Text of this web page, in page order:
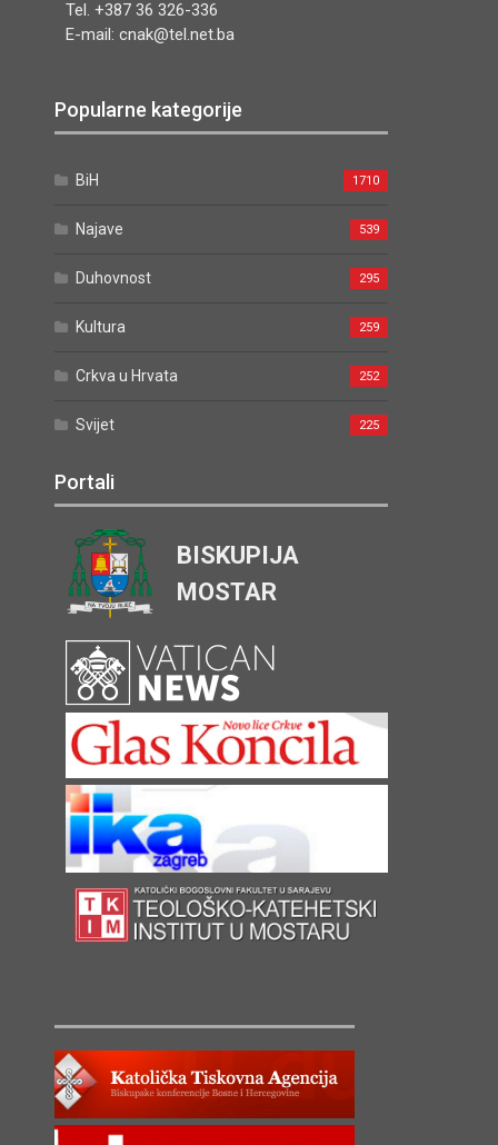
Tel. +387 36 326-336
E-mail: cnak@tel.net.ba
Popularne kategorije
BiH 1710
Najave 539
Duhovnost 295
Kultura 259
Crkva u Hrvata 252
Svijet 225
Portali
BISKUPIJA
MOSTAR